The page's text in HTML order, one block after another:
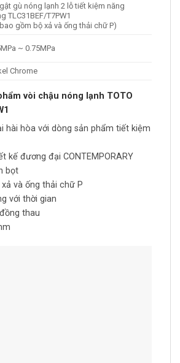
gù nóng lạnh 2 lỗ tiết kiệm năng
TLC31BEF/T7PW1
gồm bộ xả và ống thải chữ P)
~ 0.75MPa
Chrome
vòi chậu nóng lạnh TOTO
hài hòa với dòng sản phẩm tiết kiệm
kế đương đại CONTEMPORARY
bọt
và ống thải chữ P
với thời gian
thau